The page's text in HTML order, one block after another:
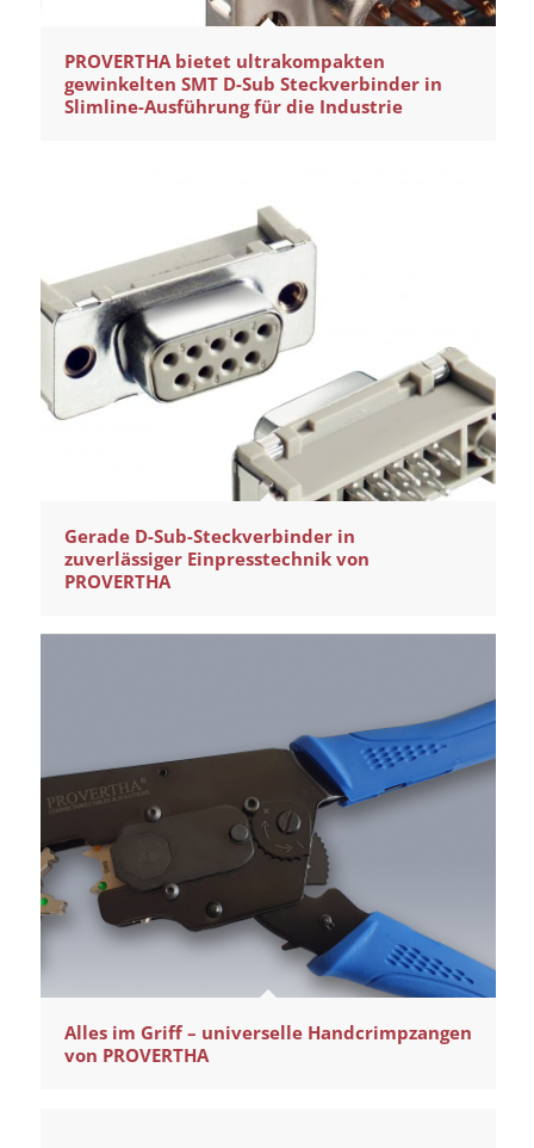
PROVERTHA bietet ultrakompakten
gewinkelten SMT D-Sub Steckverbinder in
Slimline-Ausführung für die Industrie
Gerade D-Sub-Steckverbinder in
zuverlässiger Einpresstechnik von
PROVERTHA
Alles im Griff – universelle Handcrimpzangen
von PROVERTHA